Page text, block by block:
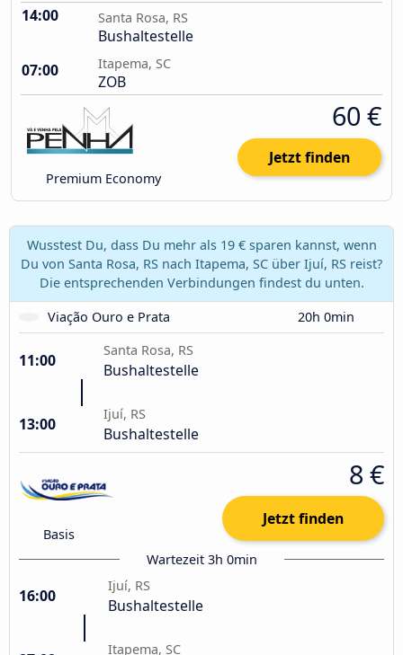
14:00 Santa Rosa, RS
Bushaltestelle
07:00
Itapema, SC
ZOB
Premium Economy
60 €
Jetzt finden
Wusstest Du, dass Du mehr als 19 € sparen kannst, wenn
Du von Santa Rosa, RS nach Itapema, SC über Ijuí, RS reist?
Die entsprechenden Verbindungen findest du unten.
Viação Ouro e Prata
20h 0min
11:00
Santa Rosa, RS
Bushaltestelle
13:00
Ijuí, RS
Bushaltestelle
Basis
8 €
Jetzt finden
Wartezeit 3h 0min
16:00
Ijuí, RS
Bushaltestelle
Itapema, SC